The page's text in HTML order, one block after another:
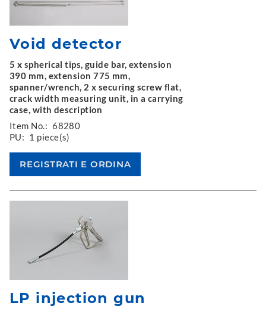
Void detector
5 x spherical tips, guide bar, extension
390 mm, extension 775 mm,
spanner/wrench, 2 x securing screw flat,
crack width measuring unit, in a carrying
case, with description
Item No.: 68280
PU: 1 piece(s)
LP injection gun